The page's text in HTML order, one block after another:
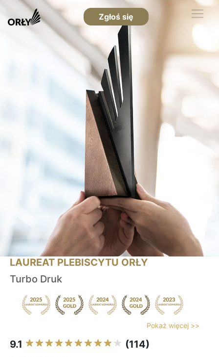
Zgłoś się
LAUREAT PLEBISCYTU ORŁY
Turbo Druk
Pokaż więcej >>
9.1 (114)